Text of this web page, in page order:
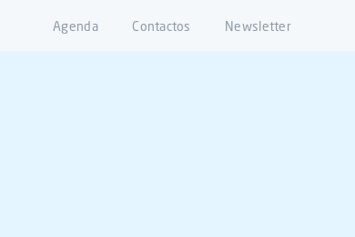
Agenda Contactos Newsletter